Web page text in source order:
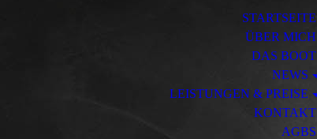
STARTSEITE
ÜBER MICH
DAS BOOT
NEWS
LEISTUNGEN & PREISE
KONTAKT
AGBS